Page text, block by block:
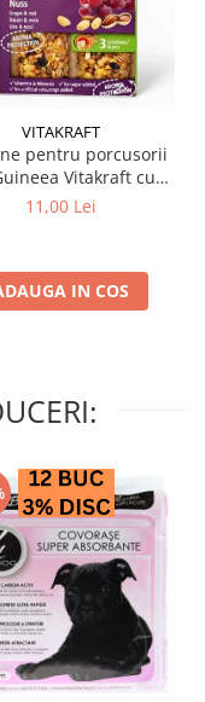
VITAKRAFT
pentru porcusorii
Vitakraft cu
& nuci 2 buc
11,00 Lei
IN COS